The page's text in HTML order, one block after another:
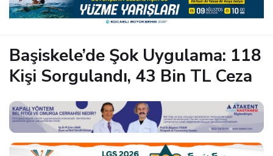
Başiskele’de Şok Uygulama: 118
Kişi Sorgulandı, 43 Bin TL Ceza